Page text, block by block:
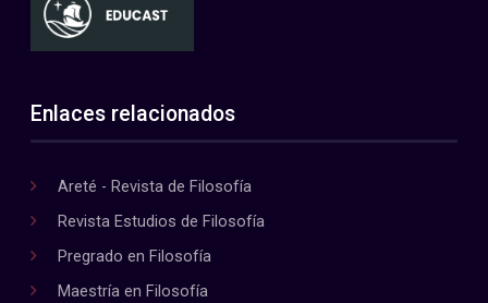
Enlaces relacionados
Areté - Revista de Filosofía
Revista Estudios de Filosofía
Pregrado en Filosofía
Maestría en Filosofía